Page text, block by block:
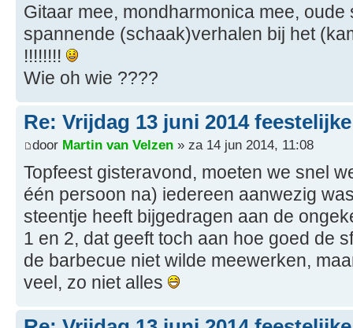
Gitaar mee, mondharmonica mee,
spannende (schaak)verhalen bij het
!!!!!!!!
Wie oh wie ????
Re: Vrijdag 13 juni 2014
door Martin van Velzen » za 14 jun 2014, 11:08
Topfeest gisteravond, moeten we snel
één persoon na) iedereen aanwezig
steentje heeft bijgedragen aan de
1 en 2, dat geeft toch aan hoe goed de
de barbecue niet wilde meewerken,
veel, zo niet alles